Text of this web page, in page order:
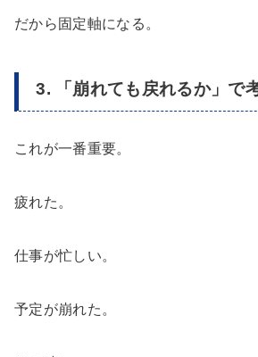
だから固定軸になる。
3. 「崩れても戻れるか」で
これが一番重要。
疲れた。
仕事が忙しい。
予定が崩れた。